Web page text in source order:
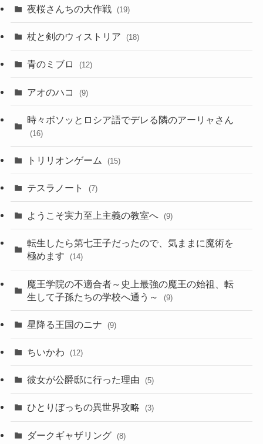
夜桜さんちの大作戦 (19)
杖と剣のウィストリア (18)
青のミブロ (12)
アオのハコ (9)
時々ボソッとロシア語でデレる隣のアーリャさん
(16)
トリリオンゲーム (15)
テスラノート (7)
ようこそ実力至上主義の教室へ (9)
転生したら第七王子だったので、気ままに魔術を
極めます
(14)
魔王学院の不適合者～史上最強の魔王の始祖、転
生して子孫たちの学校へ通う～
(9)
星降る王国のニナ (9)
ちいかわ (12)
彼女が公爵邸に行った理由 (5)
ひとりぼっちの異世界攻略 (3)
ダークギャザリング (8)